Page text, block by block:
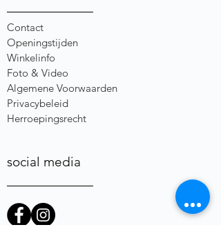
Contact
Openingstijden
Winkelinfo
Foto & Video
Algemene Voorwaarden
Privacybeleid
Herroepingsrecht
social media